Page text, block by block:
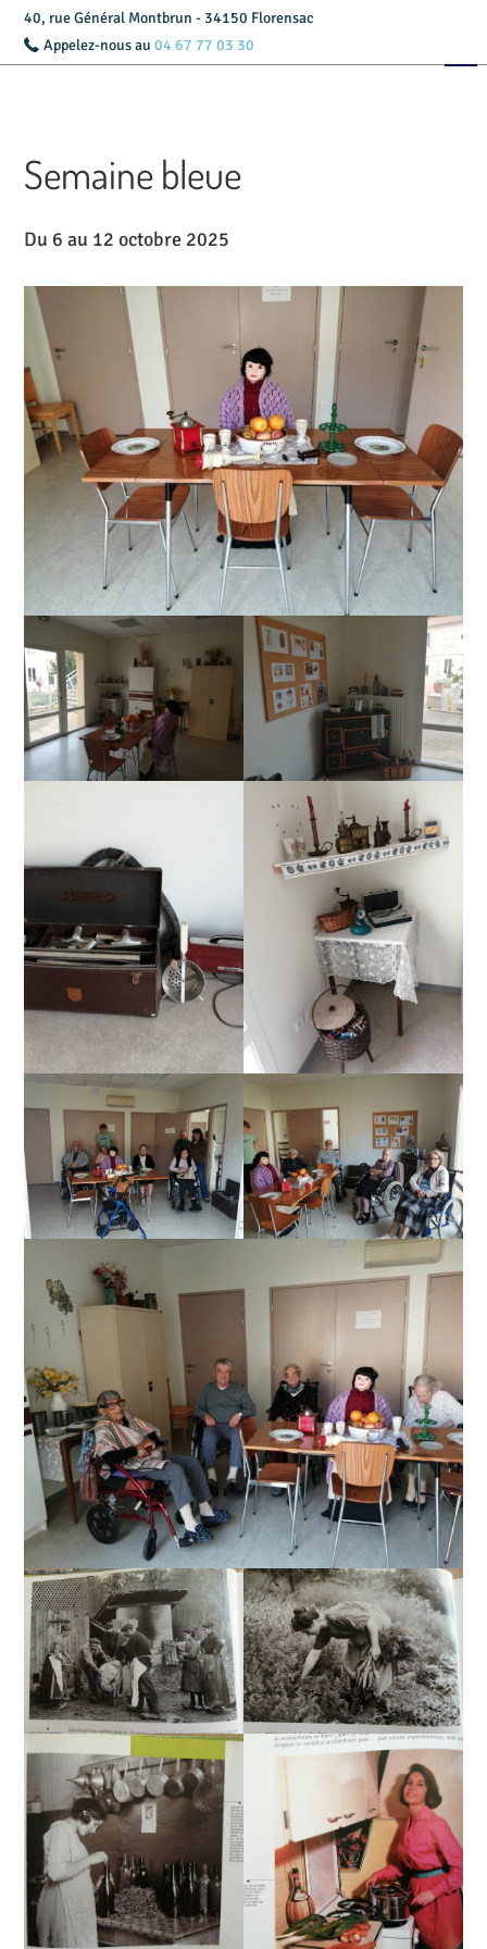
40, rue Général Montbrun - 34150 Florensac
Appelez-nous au 04 67 77 03 30
Accueil
Livret d’accueil
Services
Tarifs
Actualités
Contact
Semaine bleue
Du 6 au 12 octobre 2025